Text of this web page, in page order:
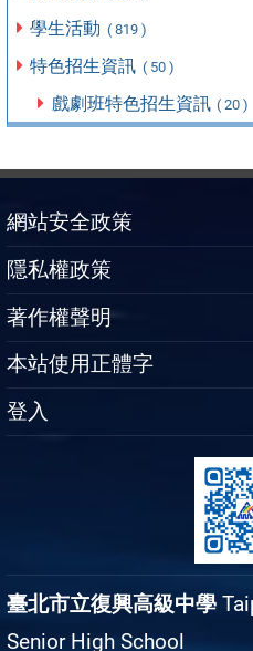
學生活動 ( 819 )
特色招生資訊 ( 50 )
戲劇班特色招生資訊 ( 20 )
網站安全政策
隱私權政策
著作權聲明
本站使用正體字
登入
臺北市立復興高級中學
Senior High School